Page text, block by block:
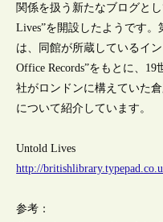
関係を扱う新たなブログとし
Lives”を開設したようです。
は、同館が所蔵しているイ
Office Records”をもとに、
社がロンドンに構えていた
について紹介しています。
Untold Lives
http://
参考：